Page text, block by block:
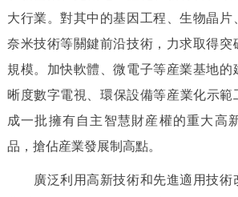
大行業。對其中的基因工程、生物晶片
奈米技術等關鍵前沿技術，力求取得突
規模。加快軟體、微電子等産業基地的
晰度數字電視、環保設備等産業化示範
成一批擁有自主智慧財産權的重大高
品，搶佔産業發展制高點。
廣泛利用高新技術和先進適用技術